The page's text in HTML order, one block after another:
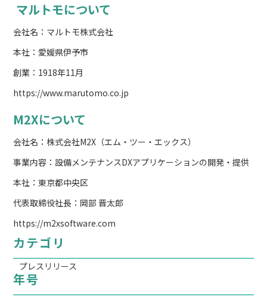
マルトモについて
会社名：マルトモ株式会社
本社：愛媛県伊予市
創業：1918年11月
https://www.marutomo.co.jp
M2Xについて
会社名：株式会社M2X（エム・ツー・エックス）
事業内容：設備メンテナンスDXアプリケーションの開発・提供
本社：東京都中央区
代表取締役社長：岡部 晋太郎
https://m2xsoftware.com
カテゴリ
プレスリリース
年号